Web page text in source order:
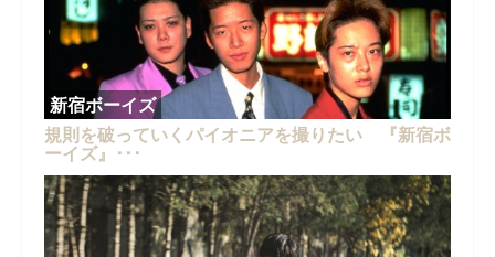
新宿ボーイズ
規則を破っていくパイオニアを撮りたい 『新宿ボ
ーイズ』･･･